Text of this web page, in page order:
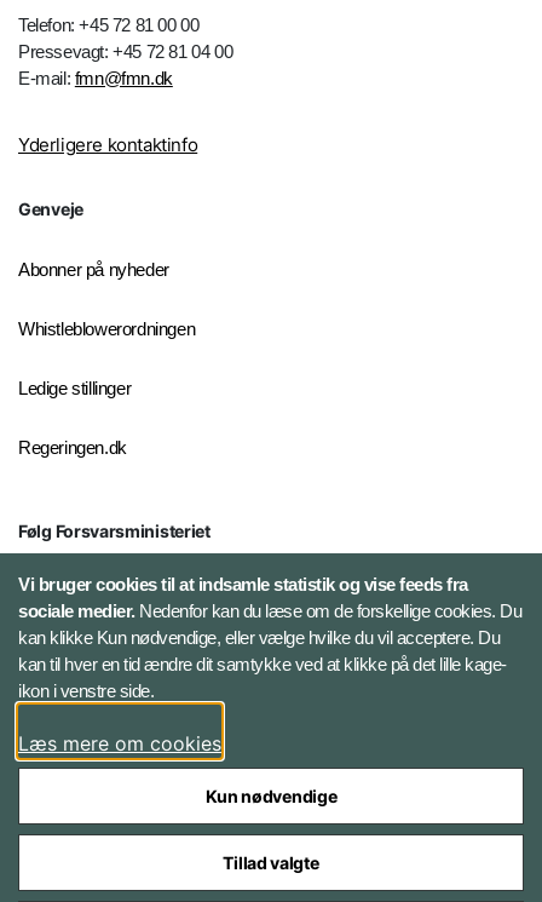
Telefon: +45 72 81 00 00
Pressevagt: +45 72 81 04 00
E-mail: fmn@fmn.dk
Yderligere kontaktinfo
Genveje
Abonner på nyheder
Whistleblowerordningen
Ledige stillinger
Regeringen.dk
Følg Forsvarsministeriet
X
LinkedIn
Instagram
Vi bruger cookies til at indsamle statistik og vise feeds fra
sociale medier.Nedenfor kan du læse om de forskellige cookies. Du
kan klikke Kun nødvendige, eller vælge hvilke du vil acceptere. Du
kan til hver en tid ændre dit samtykke ved at klikke på det lille kage-
ikon i venstre side.
Læs mere om cookies
Kun nødvendige
Tillad valgte